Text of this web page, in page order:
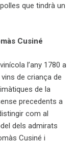
que tindrà un
Cusiné
l’any 1780 a
de criança de
de la
precedents a
com al
dels admirats
Cusiné i